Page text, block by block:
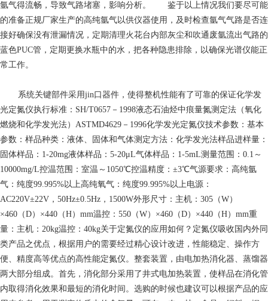
氩气得流畅，导致气路堵塞，影响分析。 鉴于以上情况我们要尽可能
的准备正规厂家生产的高纯氩气以供仪器使用，及时检查氩气气路是否连
接好确保没有泄漏情况，定期清理火花台内部灰尘和吹通废氩流出气路的
蓝色PUC管，定期更换水瓶中的水，把各种隐患排除，以确保光谱仪能正
常工作。
系统关键部件采用jin口器件，使得整机性能有了可靠的保证化学发
光定氮仪执行标准：SH/T0657－1998液态石油烃中痕量氮测定法（氧化
燃烧和化学发光法）ASTMD4629－1996化学发光定氮仪技术参数：基本
参数：样品种类：液体、固体和气体测定方法：化学发光法样品进样量：
固体样品：1-20mg液体样品：5-20μL气体样品：1-5mL测量范围：0.1～
10000mg/L控温范围：室温～1050℃控温精度：±3℃气源要求：高纯氩
气：纯度99.995%以上高纯氧气：纯度99.995%以上电源：
AC220V±22V，50Hz±0.5Hz，1500W外形尺寸：主机：305（W）
×460（D）×440（H）mm温控：550（W）×460（D）×440（H）mm重
量：主机：20kg温控：40kg关于定氮仪的应用如何？定氮仪吸收国内外同
类产品之优点，根据用户的需要经过精心设计改进，性能稳定、操作方
便、精度高等优点的高性能定氮仪。整套装置，由电加热消化器、蒸馏器
两大部分组成。首先，消化部分采用了井式电加热装置，使样品在消化管
内取得消化效果和最短的消化时间。选购的时候也建议可以根据产品的应